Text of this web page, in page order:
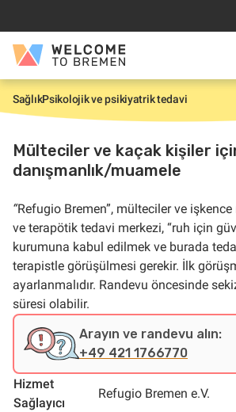
Welcome
Bremen
G
i
i
ş
SağlıkPsikolojik ve psikiyatrik tedavi
Mülteciler ve kaçak kişiler
danışmanlık/muamele
“Refugio Bremen”, mülteciler ve
ve terapötik tedavi merkezi, “ruh için
kurumuna kabul edilmek ve burada
terapistle görüşülmesi gerekir. İlk
ayarlanmalıdır. Randevu öncesinde
süresi olabilir.
Arayın ve randevu alın:
+49 421 1766770
Hizmet
Sağlayıcı
Refugio Bremen e.V.